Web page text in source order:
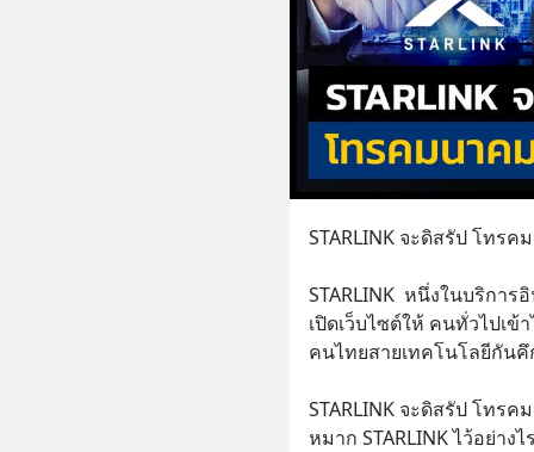
STARLINK จะดิสรัป โทร
STARLINK  หนึ่งในบริการ
เปิดเว็บไซต์ให้ คนทั่วไปเข้
คนไทยสายเทคโนโลยีกันคึ
STARLINK จะดิสรัป โทร
หมาก STARLINK ไว้อย่าง